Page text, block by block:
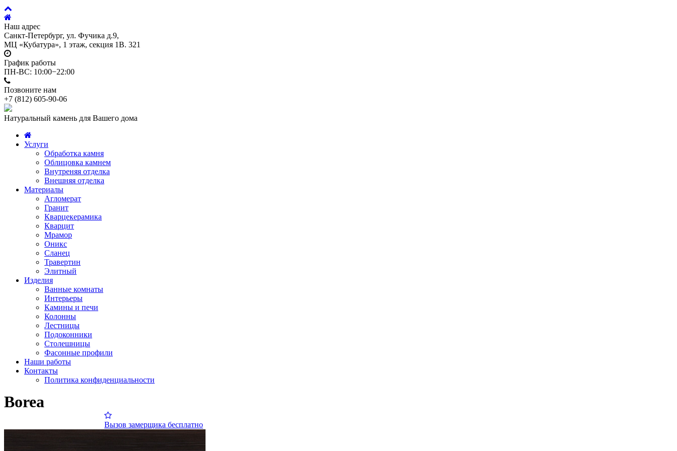
Наш адрес
Санкт-Петербург, ул. Фучика д.9,
МЦ «Кубатура», 1 этаж, секция 1В. 321
График работы
ПН-ВС: 10:00−22:00
Позвоните нам
+7 (812) 605-90-06
Натуральный камень для Вашего дома
Услуги
Обработка камня
Облицовка камнем
Внутреняя отделка
Внешняя отделка
Материалы
Агломерат
Гранит
Кварцекерамика
Кварцит
Мрамор
Оникс
Сланец
Травертин
Элитный
Изделия
Ванные комнаты
Интерьеры
Камины и печи
Колонны
Лестницы
Подоконники
Столешницы
Фасонные профили
Наши работы
Контакты
Политика конфиденциальности
Borea
Вызов замерщика бесплатно